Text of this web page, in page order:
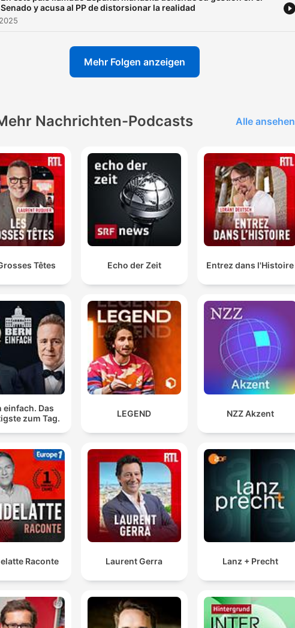
Senado y acusa al PP de distorsionar la realidad
Mehr Folgen anzeigen
Nachrichten-Podcasts Alle ansehen
Têtes Echo der Zeit Entrez dans l'Histoire
einfach. Das
zum Tag.
LEGEND NZZ Akzent
Raconte Laurent Gerra Lanz + Precht